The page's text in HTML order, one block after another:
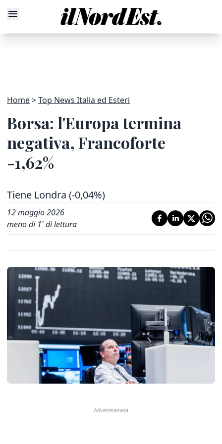
Home Top News Italia ed Esteri
Borsa: l'Europa termina
negativa, Francoforte
-1,62%
Tiene Londra (-0,04%)
12 maggio 2026
meno di 1' di lettura